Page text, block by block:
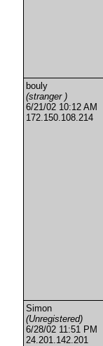
bouly
(stranger )
6/21/02 10:12 AM
172.150.108.214
Simon
(Unregistered)
6/28/02 11:51 PM
24.201.142.201